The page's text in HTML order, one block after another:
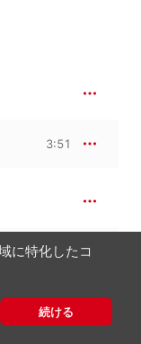
3:51
1:55
に特化したコ
続ける